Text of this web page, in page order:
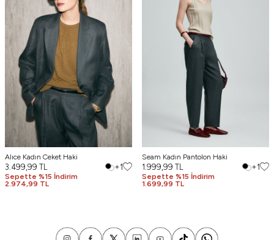
Alıce Kadın Ceket Haki
3.499,99 TL
Sepette %15 İndirim
2.974,99 TL
+1
Seam Kadın Pantolon Haki
1.999,99 TL
Sepette %15 İndirim
1.699,99 TL
+1